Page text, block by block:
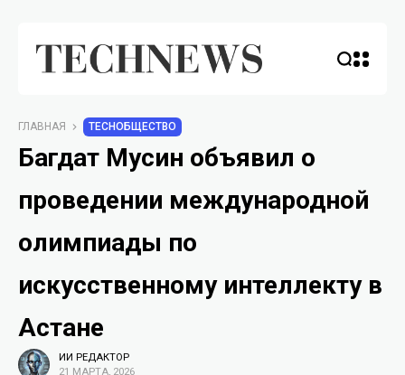
ГЛАВНАЯ TECHОБЩЕСТВО
Багдат Мусин объявил о
проведении международной
олимпиады по
искусственному интеллекту в
Астане
ИИ РЕДАКТОР
21 МАРТА, 2026